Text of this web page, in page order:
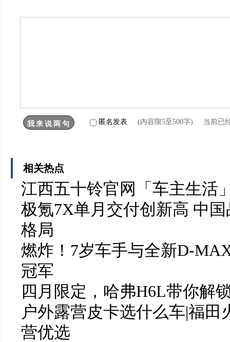
匿名发表 (内容限5至500字) 当前已
相关热点
江西五十铃官网「车主生活
极氪7X单月交付创新高 中
格局
燃炸！7岁车手与全新D-
冠军
四月限定，哈弗H6L带你解
户外露营皮卡选什么车|福
营优选